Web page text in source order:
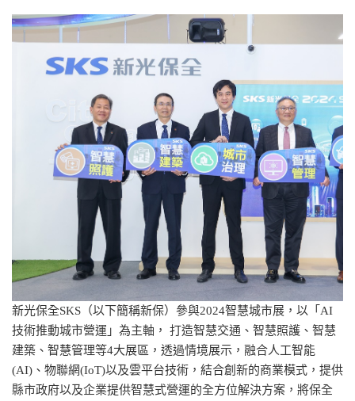
新光保全SKS（以下簡稱新保）參與2024智慧城市展，以「AI
技術推動城市營運」為主軸， 打造智慧交通、智慧照護、智慧
建築、智慧管理等4大展區，透過情境展示，融合人工智能
(AI)、物聯網(IoT)以及雲平台技術，結合創新的商業模式，提供
縣市政府以及企業提供智慧式營運的全方位解決方案，將保全